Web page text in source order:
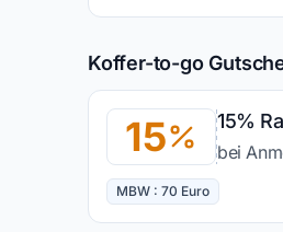
Koffer-to-go
15 15%
bei
MBW : 70 Euro